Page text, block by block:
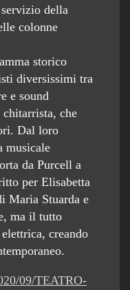
della
colonne
storico
diversissimi tra
e sound
chitarrista, che
Dal loro
musicale
da Purcell a
per Elisabetta
Maria Stuarda e
ma il tutto
creando
09/TEATRO-